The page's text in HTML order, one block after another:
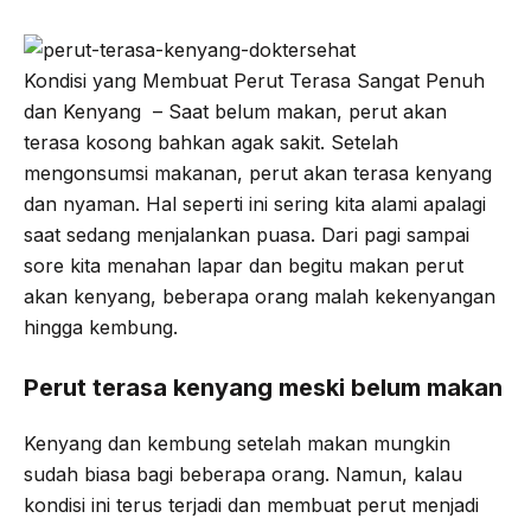
b
o
o
e
r
r
a
A
Kondisi yang Membuat Perut Terasa Sangat Penuh
dan Kenyang – Saat belum makan, perut akan
terasa kosong bahkan agak sakit. Setelah
mengonsumsi makanan, perut akan terasa kenyang
dan nyaman. Hal seperti ini sering kita alami apalagi
saat sedang menjalankan puasa. Dari pagi sampai
sore kita menahan lapar dan begitu makan perut
akan kenyang, beberapa orang malah kekenyangan
hingga kembung.
Perut terasa kenyang meski belum makan
Kenyang dan kembung setelah makan mungkin
sudah biasa bagi beberapa orang. Namun, kalau
kondisi ini terus terjadi dan membuat perut menjadi